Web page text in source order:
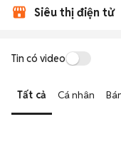
Siêu thị điện tử
Tin có video
Tất cả Cá nhân